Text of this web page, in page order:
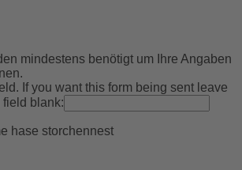
mindestens benötigt um Ihre Angaben
If you want this form being sent leave
blank: